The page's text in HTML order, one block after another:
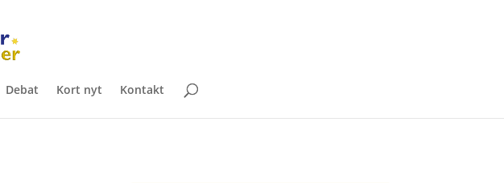
Debat Kort nyt Kontakt